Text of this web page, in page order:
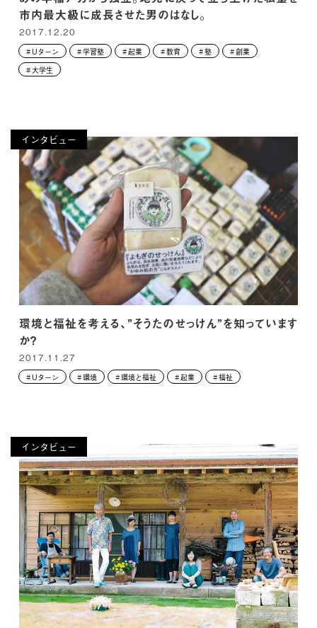
市内最大級に成長させた男のはなし。
2017.12.20
Uターン 学習塾 起業 教育 塾
創業
大学生
環境と福祉を考える、”そうたのせっけん”を知っています
か？
2017.11.27
Uターン 環境 環境と福祉 起業 福祉
インタビュー
インタビュー